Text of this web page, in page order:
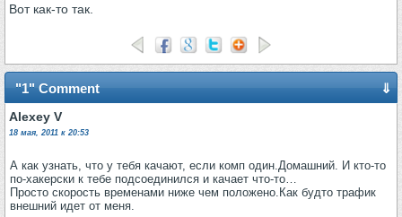
Вот как-то так.
"1" Comment ⇓
Alexey V
18 мая, 2011 к 20:53
А как узнать, что у тебя качают, если комп один.Домашний. И кто-то
по-хакерски к тебе подсоединился и качает что-то…
Просто скорость временами ниже чем положено.Как будто трафик
внешний идет от меня.